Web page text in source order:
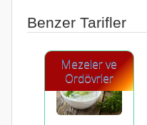
Benzer Tarifler
Mezeler ve
Ordövrler